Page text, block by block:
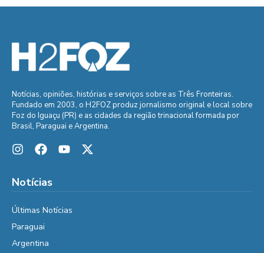
Notícias, opiniões, histórias e serviços sobre as Três Fronteiras.
Fundado em 2003, o H2FOZ produz jornalismo original e local sobre
Foz do Iguaçu (PR) e as cidades da região trinacional formada por
Brasil, Paraguai e Argentina.
Notícias
Últimas Notícias
Paraguai
Argentina